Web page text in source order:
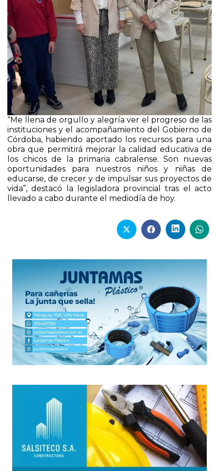
“Me llena de orgullo y alegría ver el progreso de las
instituciones y el acompañamiento del Gobierno de
Córdoba, habiendo aportado los recursos para una
obra que permitirá mejorar la calidad educativa de
los chicos de la primaria cabralense. Son nuevas
oportunidades para nuestros niños y niñas de
educarse, de crecer y de impulsar sus proyectos de
vida”, destacó la legisladora provincial tras el acto
llevado a cabo durante el mediodía de hoy.